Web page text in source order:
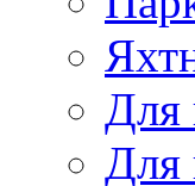
Для
Для